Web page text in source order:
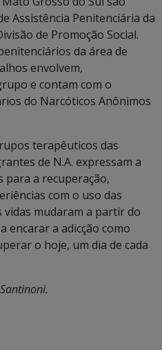
Assistência Penitenciária da
de Promoção Social.
da área de
envolvem,
e contam com o
do Narcóticos Anônimos
terapêuticos das
de N.A. expressam a
para a recuperação,
com o uso das
vidas mudaram a partir do
encarar a adicção como
o hoje, um dia de cada